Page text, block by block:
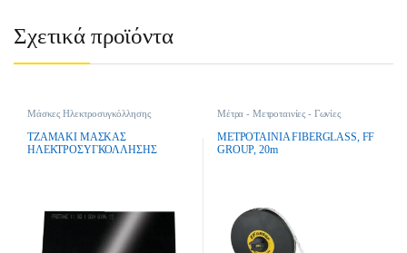
Σχετικά προϊόντα
Μάσκες Ηλεκτροσυγκόλλησης
ΤΖΑΜΑΚΙ ΜΑΣΚΑΣ
ΗΛΕΚΤΡΟΣΥΓΚΟΛΛΗΣΗΣ
Μέτρα - Μετροταινίες - Γωνίες
ΜΕΤΡΟΤΑΙΝΙΑ FIBERGLASS, FF
GROUP, 20m